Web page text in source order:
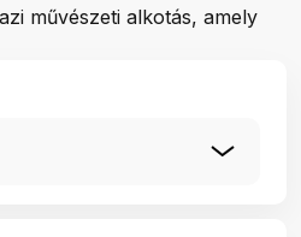
művészeti alkotás, amely